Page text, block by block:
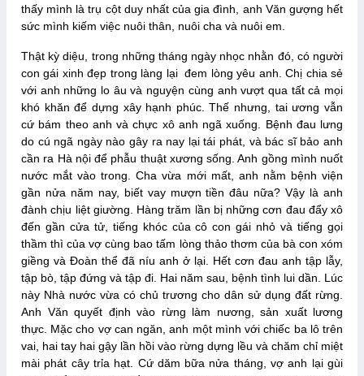
thấy mình là trụ cột duy nhất của gia đình, anh Văn gượng hết
sức mình kiếm việc nuôi thân, nuôi cha và nuôi em.
Thật kỳ diệu, trong những tháng ngày nhọc nhằn đó, có người
con gái xinh đẹp trong làng lại đem lòng yêu anh. Chị chia sẻ
với anh những lo âu và nguyện cùng anh vượt qua tất cả mọi
khó khăn để dựng xây hạnh phúc. Thế nhưng, tai ương vẫn
cứ bám theo anh và chực xô anh ngã xuống. Bệnh đau lưng
do cú ngã ngày nào gây ra nay lại tái phát, và bác sĩ bảo anh
cần ra Hà nội để phẫu thuật xương sống. Anh gồng mình nuốt
nước mắt vào trong. Cha vừa mới mất, anh nằm bệnh viện
gần nửa năm nay, biết vay mượn tiền đâu nữa? Vậy là anh
đành chịu liệt giường. Hàng trăm lần bị những cơn đau đẩy xô
đến gần cửa tử, tiếng khóc của cô con gái nhỏ và tiếng gọi
thầm thì của vợ cùng bao tấm lòng thảo thơm của bà con xóm
giềng và Đoàn thể đã níu anh ở lại. Hết cơn đau anh tập lẫy,
tập bò, tập đứng và tập đi. Hai năm sau, bệnh tình lui dần. Lúc
này Nhà nước vừa có chủ trương cho dân sử dụng đất rừng.
Anh Văn quyết định vào rừng làm nương, sản xuất lương
thực. Mặc cho vợ can ngăn, anh một mình với chiếc ba lô trên
vai, hai tay hai gậy lần hồi vào rừng dựng lều và chăm chỉ miệt
mài phát cây trỉa hạt. Cứ dăm bữa nửa tháng, vợ anh lại gùi